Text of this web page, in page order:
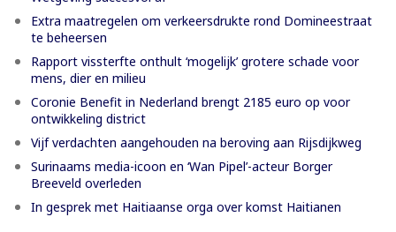
Extra maatregelen om verkeersdrukte rond Domineestraat
te beheersen
Rapport vissterfte onthult ‘mogelijk’ grotere schade voor
mens, dier en milieu
Coronie Benefit in Nederland brengt 2185 euro op voor
ontwikkeling district
Vijf verdachten aangehouden na beroving aan Rijsdijkweg
Surinaams media-icoon en ‘Wan Pipel’-acteur Borger
Breeveld overleden
In gesprek met Haitiaanse orga over komst Haitianen